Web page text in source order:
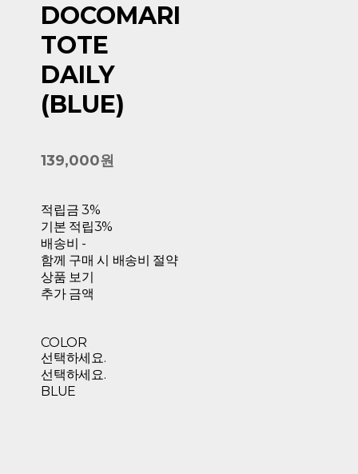
DOCOMARI
TOTE
DAILY
(BLUE)
139,000원
적립금 3%
기본 적립3%
배송비 -
함께 구매 시 배송비 절약
상품 보기
추가 금액
COLOR
선택하세요.
선택하세요.
BLUE